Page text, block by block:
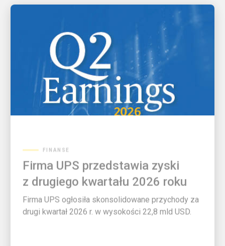
Firma UPS przedstawia zyski
z drugiego kwartału 2026 roku
Firma UPS ogłosiła skonsolidowane przychody za
drugi kwartał 2026 r. w wysokości 22,8 mld USD.